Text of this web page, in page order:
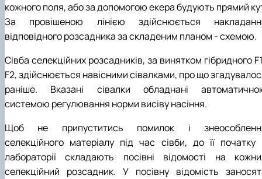
кожного поля, або за допомогою екера будують прямий
За провішеною лінією здійснюється
відповідного розсадника за складеним планом - схемою.
Сівба селекційних розсадників, за винятком гібридного
F2, здійснюється навісними сівалками, про що
раніше. Вказані сівалки обладнані
системою регулювання норми висіву насіння.
Щоб не припуститись помилок і
селекційного матеріалу під час сівби, до її початку
лабораторії складають посівні відомості на
селекційний розсадник. У посівну відомість